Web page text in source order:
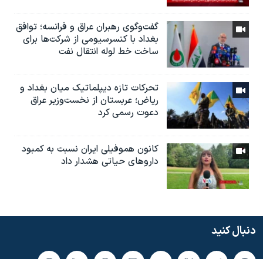
گفت‌وگوی رهبران عراق و فرانسه؛ توافق
بغداد با کنسرسیومی از شرکت‌ها برای
ساخت خط لوله انتقال نفت
تحرکات تازه دیپلماتیک میان بغداد و
ریاض؛ عربستان از نخست‌وزیر عراق
دعوت رسمی کرد
کانون هموفیلی ایران نسبت به کمبود
داروهای حیاتی هشدار داد
دنبال کنید